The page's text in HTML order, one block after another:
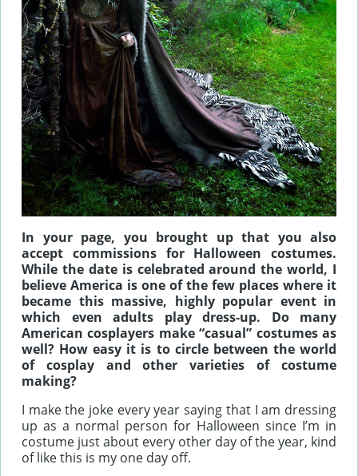
In your page, you brought up that you also
accept commissions for Halloween costumes.
While the date is celebrated around the world, I
believe America is one of the few places where it
became this massive, highly popular event in
which even adults play dress-up. Do many
American cosplayers make “casual” costumes as
well? How easy it is to circle between the world
of cosplay and other varieties of costume
making?
I make the joke every year saying that I am dressing
up as a normal person for Halloween since I’m in
costume just about every other day of the year, kind
of like this is my one day off.